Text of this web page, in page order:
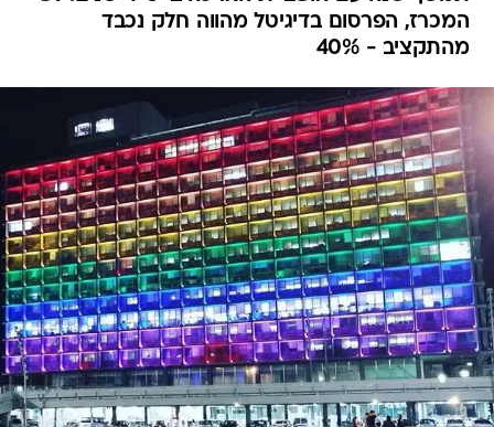
המכרז, הפרסום בדיגיטל מהווה חלק נכבד
מהתקציב - 40%